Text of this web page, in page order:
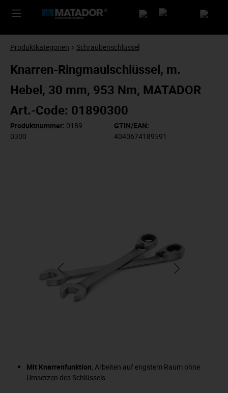
Produktkategorien Schraubenschlüssel
Knarren-Ringmaulschlüssel, m.
Hebel, 30 mm, 953 Nm, MATADOR
Art.-Code: 01890300
Produktnummer: 0189
0300
GTIN/EAN:
4040674189591
Mit Knarrenfunktion , Arbeiten auf engstem Raum ohne
Umsetzen des Schlüssels